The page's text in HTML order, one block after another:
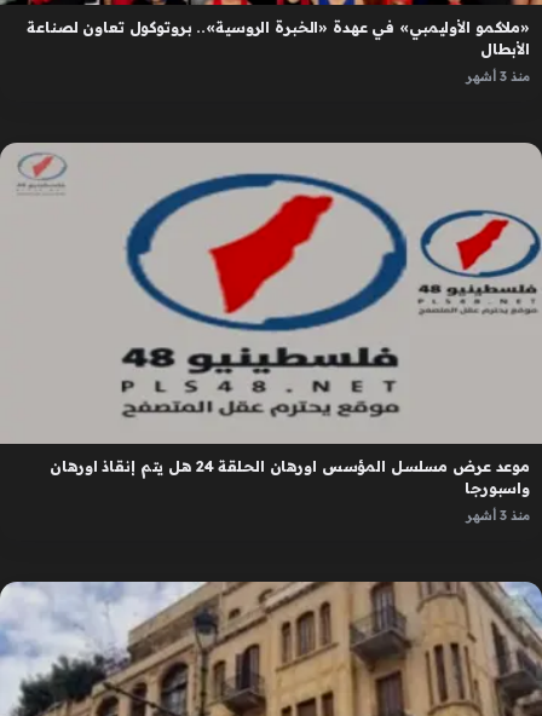
«ملاكمو الأوليمبي» في عهدة «الخبرة الروسية».. بروتوكول تعاون لصناعة
الأبطال
منذ 3 أشهر
موعد عرض مسلسل المؤسس اورهان الحلقة 24 هل يتم إنقاذ اورهان
واسبورجا
منذ 3 أشهر